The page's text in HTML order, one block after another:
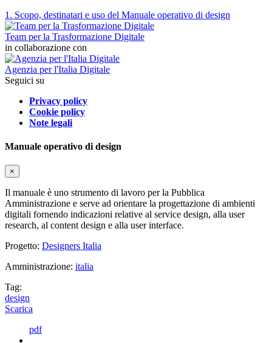
1. Scopo, destinatari e uso del Manuale operativo di design
Team per la Trasformazione Digitale
in collaborazione con
Agenzia per l'Italia Digitale
Seguici su
Privacy policy
Cookie policy
Note legali
Manuale operativo di design
×
Il manuale è uno strumento di lavoro per la Pubblica
Amministrazione e serve ad orientare la progettazione di ambienti
digitali fornendo indicazioni relative al service design, alla user
research, al content design e alla user interface.
Progetto: Designers Italia
Amministrazione: italia
Tag:
design
Scarica
pdf